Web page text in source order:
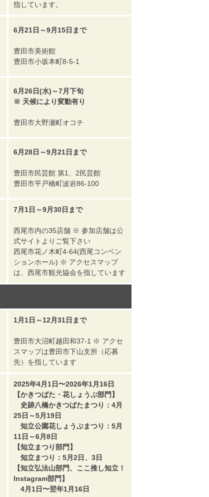
指しています。
6月21日～9月15日まで
豊田市美術館
豊田市小坂本町8-5-1
6月26日(水)～7月下旬
※ 天候により変動有り
豊田市大野瀬町オコチ
6月28日～9月21日まで
豊田市民芸館 第1、2民芸館
豊田市平戸橋町波岩86-100
7月1日～9月30日まで
西尾市内の35店舗 ※ 参加店舗は公
式サイトよりご覧下さい
西尾市花ノ木町4-64(西尾コンベン
ションホール) ※ アクセスマップ
は、西尾市観光協会を指しています
1月1日～12月31日まで
豊田市大沼町越田和37-1 ※ アクセ
スマップは豊田市下山支所（応募
先）を指しています
2025年4月1日〜2026年1月16日
【かきつばた・花しょうぶ部門】
史跡八橋かきつばたまつり：4月
25日～5月19日
知立公園花しょうぶまつり：5月
11日～6月8日
【知立まつり部門】
知立まつり：5月2日、3日
【知立弘法山部門、ここ推し知立！
Instagram部門】
4月1日〜翌年1月16日